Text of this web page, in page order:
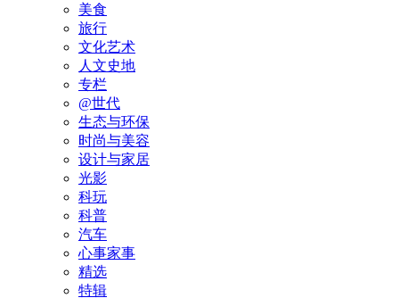
美食
旅行
文化艺术
人文史地
专栏
@世代
生态与环保
时尚与美容
设计与家居
光影
科玩
科普
汽车
心事家事
精选
特辑